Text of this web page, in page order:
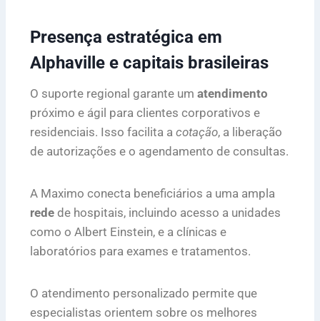
Presença estratégica em
Alphaville e capitais brasileiras
O suporte regional garante um atendimento
próximo e ágil para clientes corporativos e
residenciais. Isso facilita a cotação, a liberação
de autorizações e o agendamento de consultas.
A Maximo conecta beneficiários a uma ampla
rede de hospitais, incluindo acesso a unidades
como o Albert Einstein, e a clínicas e
laboratórios para exames e tratamentos.
O atendimento personalizado permite que
especialistas orientem sobre os melhores